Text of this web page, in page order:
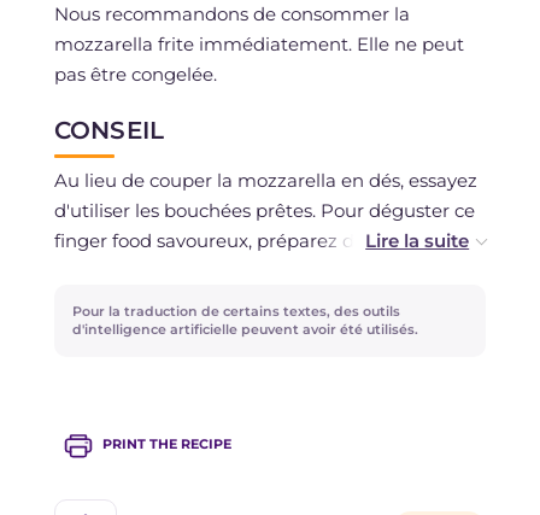
Nous recommandons de consommer la
mozzarella frite immédiatement. Elle ne peut
pas être congelée.
CONSEIL
Au lieu de couper la mozzarella en dés, essayez
d'utiliser les bouchées prêtes. Pour déguster ce
finger food savoureux, préparez de petits cônes
remplissez chacun d'eux avec 3-4 petites
mozzarellas et décorez avec des branches de
Pour la traduction de certains textes, des outils
d'intelligence artificielle peuvent avoir été utilisés.
PRINT THE RECIPE